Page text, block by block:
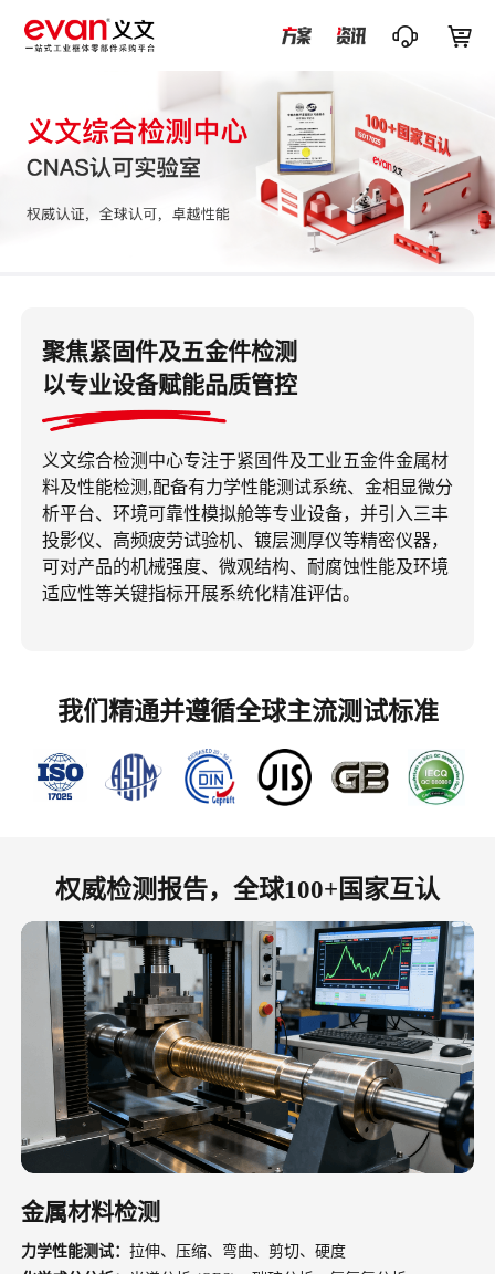
 
聚焦紧固件及五金件检测
以专业设备赋能品质管控
义文综合检测中心专注于紧固件及工业五金件金属材
料及性能检测,配备有力学性能测试系统、金相显微分
析平台、环境可靠性模拟舱等专业设备，并引入三丰
投影仪、高频疲劳试验机、镀层测厚仪等精密仪器，
可对产品的机械强度、微观结构、耐腐蚀性能及环境
适应性等关键指标开展系统化精准评估。
我们精通并遵循全球主流测试标准
权威检测报告，全球100+国家互认
金属材料检测
力学性能测试： 拉伸、压缩、弯曲、剪切、硬度